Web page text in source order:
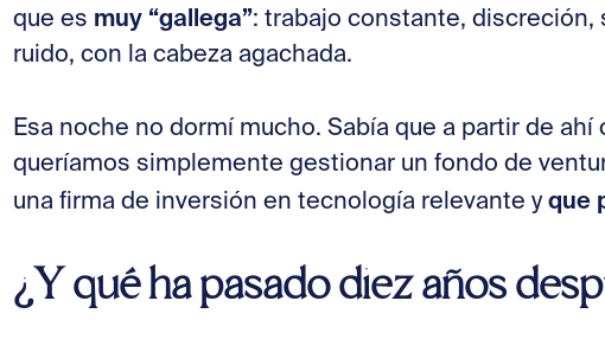
que es muy “gallega”: trabajo constante, discreción,
ruido, con la cabeza agachada.
Esa noche no dormí mucho. Sabía que a partir de
queríamos simplemente gestionar un fondo de
una firma de inversión en tecnología relevante y que
¿Y qué ha pasado diez años